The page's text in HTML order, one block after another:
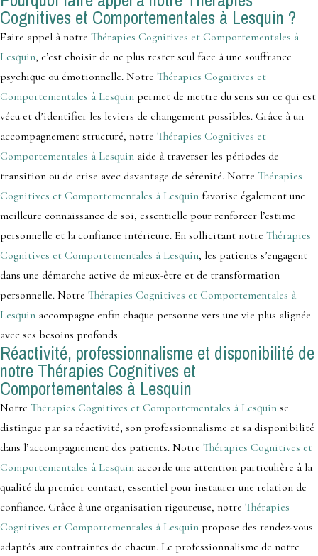
Cognitives et Comportementales à Lesquin ?
Faire appel à notre Thérapies Cognitives et Comportementales à
Lesquin, c’est choisir de ne plus rester seul face à une souffrance
psychique ou émotionnelle. Notre Thérapies Cognitives et
Comportementales à Lesquin permet de mettre du sens sur ce qui est
vécu et d’identifier les leviers de changement possibles. Grâce à un
accompagnement structuré, notre Thérapies Cognitives et
Comportementales à Lesquin aide à traverser les périodes de
transition ou de crise avec davantage de sérénité. Notre Thérapies
Cognitives et Comportementales à Lesquin favorise également une
meilleure connaissance de soi, essentielle pour renforcer l’estime
personnelle et la confiance intérieure. En sollicitant notre Thérapies
Cognitives et Comportementales à Lesquin, les patients s’engagent
dans une démarche active de mieux-être et de transformation
personnelle. Notre Thérapies Cognitives et Comportementales à
Lesquin accompagne enfin chaque personne vers une vie plus alignée
avec ses besoins profonds.
Réactivité, professionnalisme et disponibilité de
notre Thérapies Cognitives et
Comportementales à Lesquin
Notre Thérapies Cognitives et Comportementales à Lesquin se
distingue par sa réactivité, son professionnalisme et sa disponibilité
dans l’accompagnement des patients. Notre Thérapies Cognitives et
Comportementales à Lesquin accorde une attention particulière à la
qualité du premier contact, essentiel pour instaurer une relation de
confiance. Grâce à une organisation rigoureuse, notre Thérapies
Cognitives et Comportementales à Lesquin propose des rendez-vous
adaptés aux contraintes de chacun. Le professionnalisme de notre